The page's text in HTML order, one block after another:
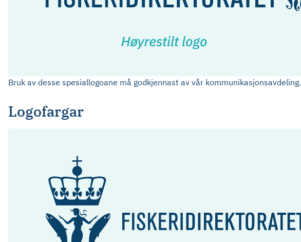
Bruk av desse spesiallogoane må godkjennast av vår kommunikasjonsavdeling.
Logofargar